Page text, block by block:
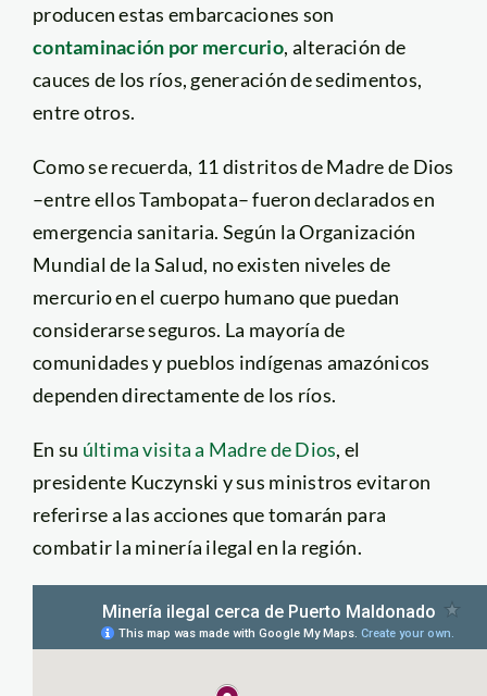
producen estas embarcaciones son
contaminación por mercurio, alteración de
cauces de los ríos, generación de sedimentos,
entre otros.
Como se recuerda, 11 distritos de Madre de Dios
–entre ellos Tambopata– fueron declarados en
emergencia sanitaria. Según la Organización
Mundial de la Salud, no existen niveles de
mercurio en el cuerpo humano que puedan
considerarse seguros. La mayoría de
comunidades y pueblos indígenas amazónicos
dependen directamente de los ríos.
En su última visita a Madre de Dios, el
presidente Kuczynski y sus ministros evitaron
referirse a las acciones que tomarán para
combatir la minería ilegal en la región.